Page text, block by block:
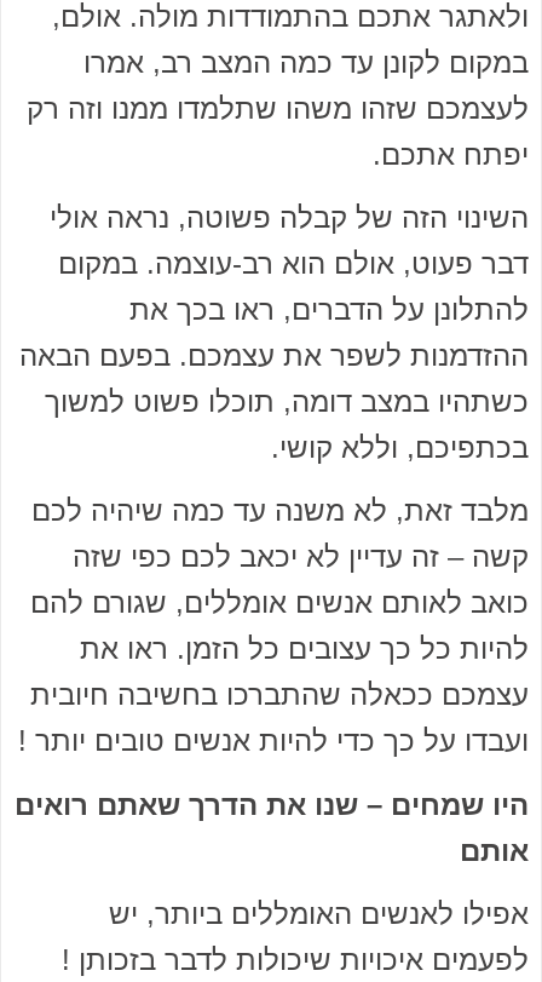
ולאתגר אתכם בהתמודדות מולה. אולם,
במקום לקונן עד כמה המצב רב, אמרו
לעצמכם שזהו משהו שתלמדו ממנו וזה רק
יפתח אתכם.
השינוי הזה של קבלה פשוטה, נראה אולי
דבר פעוט, אולם הוא רב-עוצמה. במקום
להתלונן על הדברים, ראו בכך את
ההזדמנות לשפר את עצמכם. בפעם הבאה
כשתהיו במצב דומה, תוכלו פשוט למשוך
בכתפיכם, וללא קושי.
מלבד זאת, לא משנה עד כמה שיהיה לכם
קשה – זה עדיין לא יכאב לכם כפי שזה
כואב לאותם אנשים אומללים, שגורם להם
להיות כל כך עצובים כל הזמן. ראו את
עצמכם ככאלה שהתברכו בחשיבה חיובית
ועבדו על כך כדי להיות אנשים טובים יותר !
היו שמחים – שנו את הדרך שאתם רואים
אותם
אפילו לאנשים האומללים ביותר, יש
לפעמים איכויות שיכולות לדבר בזכותן !